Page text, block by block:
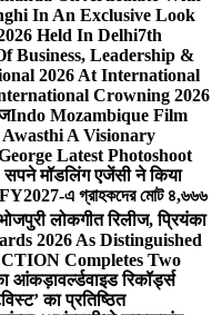
In An Exclusive Look
Held In Delhi7th
Business, Leadership &
2026 At International
Crowning 2026
Indo Mozambique Film
A Visionary
Latest Photoshoot
सपने मॉडलिंग एजेंसी ने किया
এ গ্রাহকদের মোট ৪,৬৬৬
लोकगीत रिलीज, प्रियंका
2026 As Distinguished
Completes Two
आंकड़ावर्ल्डवाइड रिकॉर्ड्स
का प्रतिष्ठित